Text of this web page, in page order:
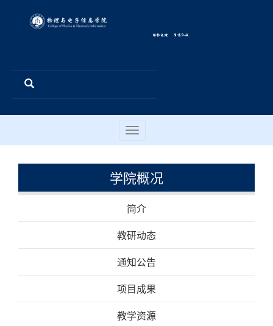
Toggle
navigation
学院概况
简介
教研动态
通知公告
项目成果
教学资源